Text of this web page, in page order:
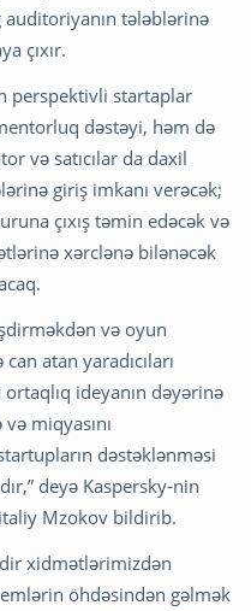
tələblərinə
çıxır.
perspektivli startaplar
dəstəyi, həm də
və satıcılar da daxil
giriş imkanı verəcək;
çıxış təmin edəcək və
xərclənə bilənəcək
və oyun
atan yaradıcıları
ideyanın dəyərinə
miqyasını
dəstəklənməsi
deyə Kaspersky-nin
Mzokov bildirib.
xidmətlərimizdən
öhdəsindən gəlmək